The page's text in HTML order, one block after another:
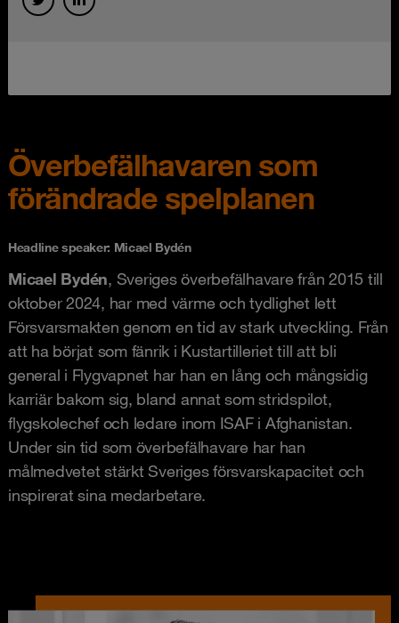
Överbefälhavaren som
förändrade spelplanen
Headline speaker: Micael Bydén
Micael Bydén, Sveriges överbefälhavare från 2015 till
oktober 2024, har med värme och tydlighet lett
Försvarsmakten genom en tid av stark utveckling. Från
att ha börjat som fänrik i Kustartilleriet till att bli
general i Flygvapnet har han en lång och mångsidig
karriär bakom sig, bland annat som stridspilot,
flygskolechef och ledare inom ISAF i Afghanistan.
Under sin tid som överbefälhavare har han
målmedvetet stärkt Sveriges försvarskapacitet och
inspirerat sina medarbetare.